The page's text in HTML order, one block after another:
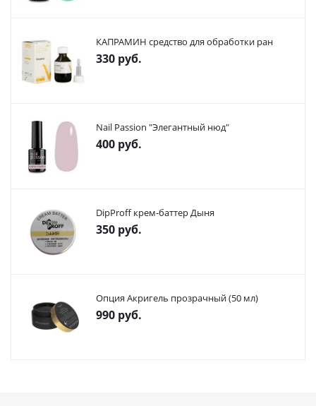
КАПРАМИН средство для обработки ран
330 руб.
Nail Passion "Элегантный нюд"
400 руб.
DipProff крем-баттер Дыня
350 руб.
Опция Акригель прозрачный (50 мл)
990 руб.